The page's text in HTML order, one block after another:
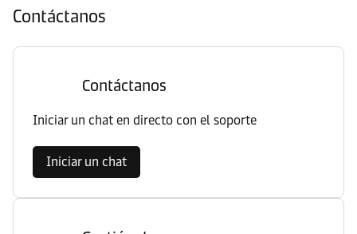
Contáctanos
Contáctanos
Iniciar un chat en directo con el soporte
Iniciar un chat